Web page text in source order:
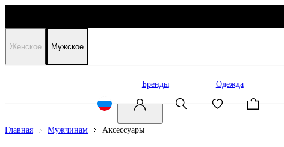
Женское Мужское
Бренды Одежда
Главная Мужчинам Аксессуары